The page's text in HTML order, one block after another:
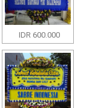
IDR 600.000